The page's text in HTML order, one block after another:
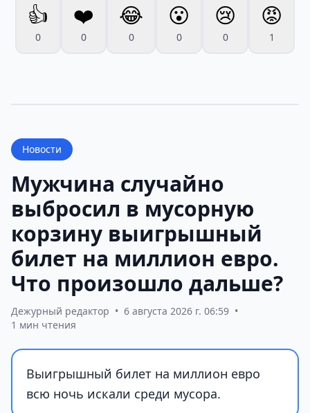
👍
0
❤️
0
😂
0
😮
0
😢
0
😡
1
Новости
Мужчина случайно
выбросил в мусорную
корзину выигрышный
билет на миллион евро.
Что произошло дальше?
Дежурный редактор • 6 августа 2026 г. 06:59 •
1 мин чтения
Выигрышный билет на миллион евро
всю ночь искали среди мусора.